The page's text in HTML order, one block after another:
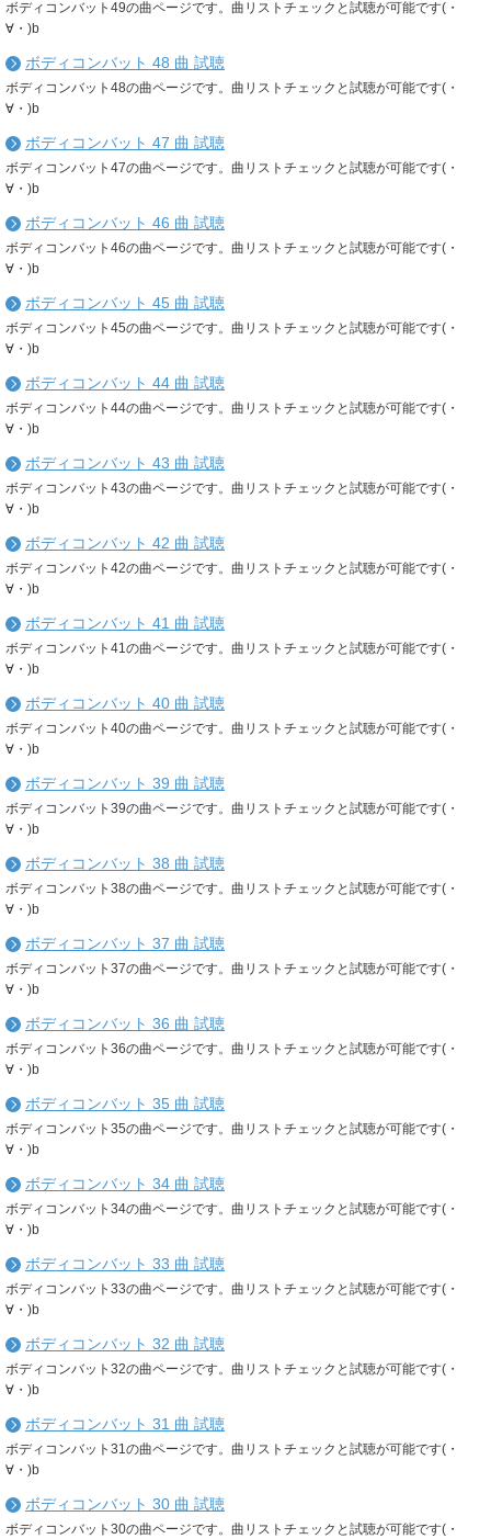
ボディコンバット49の曲ページです。曲リストチェックと試聴が可能です(・
∀・)b
ボディコンバット 48 曲 試聴
ボディコンバット48の曲ページです。曲リストチェックと試聴が可能です(・
∀・)b
ボディコンバット 47 曲 試聴
ボディコンバット47の曲ページです。曲リストチェックと試聴が可能です(・
∀・)b
ボディコンバット 46 曲 試聴
ボディコンバット46の曲ページです。曲リストチェックと試聴が可能です(・
∀・)b
ボディコンバット 45 曲 試聴
ボディコンバット45の曲ページです。曲リストチェックと試聴が可能です(・
∀・)b
ボディコンバット 44 曲 試聴
ボディコンバット44の曲ページです。曲リストチェックと試聴が可能です(・
∀・)b
ボディコンバット 43 曲 試聴
ボディコンバット43の曲ページです。曲リストチェックと試聴が可能です(・
∀・)b
ボディコンバット 42 曲 試聴
ボディコンバット42の曲ページです。曲リストチェックと試聴が可能です(・
∀・)b
ボディコンバット 41 曲 試聴
ボディコンバット41の曲ページです。曲リストチェックと試聴が可能です(・
∀・)b
ボディコンバット 40 曲 試聴
ボディコンバット40の曲ページです。曲リストチェックと試聴が可能です(・
∀・)b
ボディコンバット 39 曲 試聴
ボディコンバット39の曲ページです。曲リストチェックと試聴が可能です(・
∀・)b
ボディコンバット 38 曲 試聴
ボディコンバット38の曲ページです。曲リストチェックと試聴が可能です(・
∀・)b
ボディコンバット 37 曲 試聴
ボディコンバット37の曲ページです。曲リストチェックと試聴が可能です(・
∀・)b
ボディコンバット 36 曲 試聴
ボディコンバット36の曲ページです。曲リストチェックと試聴が可能です(・
∀・)b
ボディコンバット 35 曲 試聴
ボディコンバット35の曲ページです。曲リストチェックと試聴が可能です(・
∀・)b
ボディコンバット 34 曲 試聴
ボディコンバット34の曲ページです。曲リストチェックと試聴が可能です(・
∀・)b
ボディコンバット 33 曲 試聴
ボディコンバット33の曲ページです。曲リストチェックと試聴が可能です(・
∀・)b
ボディコンバット 32 曲 試聴
ボディコンバット32の曲ページです。曲リストチェックと試聴が可能です(・
∀・)b
ボディコンバット 31 曲 試聴
ボディコンバット31の曲ページです。曲リストチェックと試聴が可能です(・
∀・)b
ボディコンバット 30 曲 試聴
ボディコンバット30の曲ページです。曲リストチェックと試聴が可能です(・